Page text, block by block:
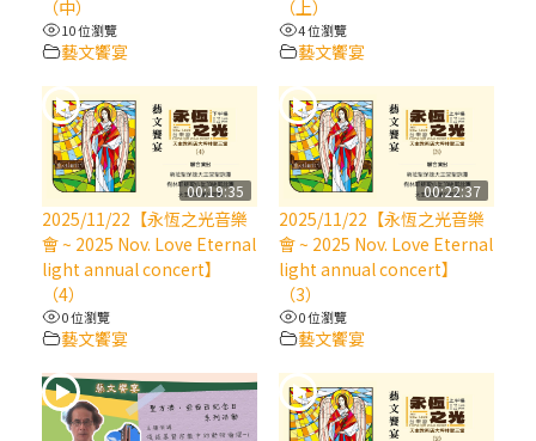
(1)黃敏正主教帶你做「四旬期避靜」—【逾
有」
【信仰之旅】第八集：「耶穌為什麼降生到
人世」—高樂祈修女
2025/10/10【萬物讚頌頌歌 – 太陽與生態音
樂會】紀念聖方濟與已逝教宗方濟各（中）
2025/10/10【萬物讚頌頌歌 – 太陽與生態音
樂會】紀念聖方濟與已逝教宗方濟各（下）
（中）
10 位瀏覽
藝文饗宴
（上）
4 位瀏覽
藝文饗宴
00:19:35
2025/11/22【永恆之光音樂
會 ~ 2025 Nov. Love Eternal
light annual concert】
（4）
0 位瀏覽
藝文饗宴
00:22:37
2025/11/22【永恆之光音樂
會 ~ 2025 Nov. Love Eternal
light annual concert】
（3）
0 位瀏覽
藝文饗宴